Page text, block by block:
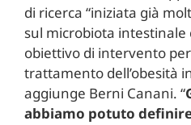
di ricerca “iniziata già
sul microbiota intestinale
obiettivo di intervento
trattamento dell’obesità
aggiunge Berni Canani. “
abbiamo potuto